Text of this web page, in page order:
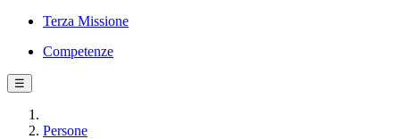
Terza Missione
Competenze
☰
Persone